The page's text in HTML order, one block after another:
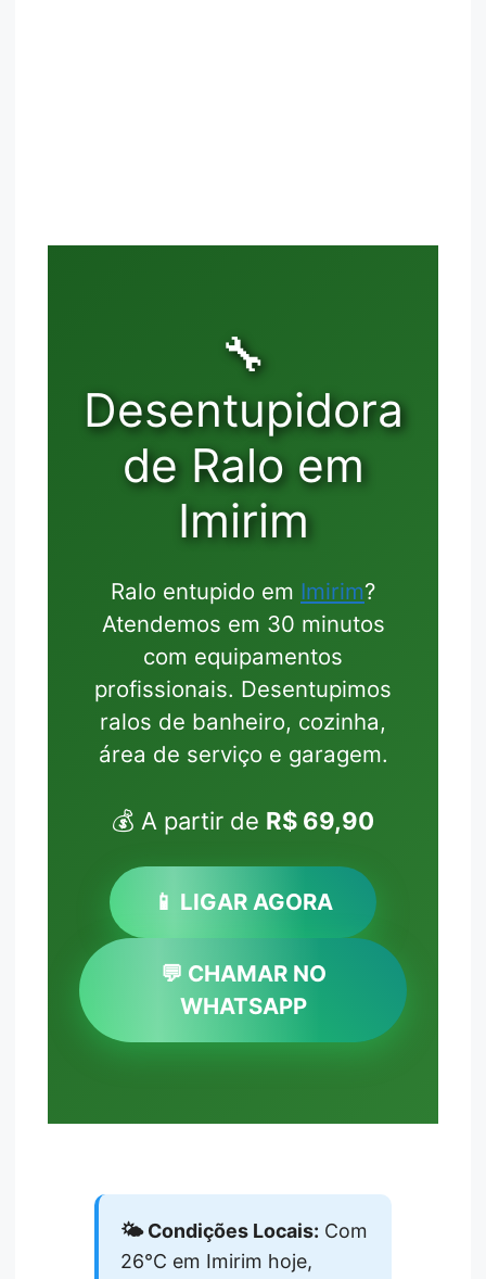
🔧
Desentupidora
de Ralo em
Imirim
Ralo entupido em Imirim?
Atendemos em 30 minutos
com equipamentos
profissionais. Desentupimos
ralos de banheiro, cozinha,
área de serviço e garagem.
💰 A partir de R$ 69,90
📱 LIGAR AGORA
💬 CHAMAR NO
WHATSAPP
🌤️ Condições Locais: Com
26°C em Imirim hoje,